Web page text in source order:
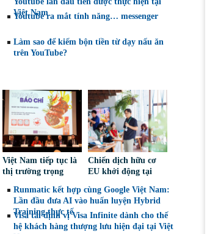
Việt Nam
Youtube ra mắt tính năng… messenger
Làm sao để kiếm bộn tiền từ dạy nấu ăn
trên YouTube?
Việt Nam tiếp tục là
thị trường trọng
sản, thực phẩm Ba
Lan
Chiến dịch hữu cơ
EU khởi động tại
người tiêu dùng lựa
chọn sáng suốt
Runmatic kết hợp cùng Google Việt Nam:
Lần đầu đưa AI vào huấn luyện Hybrid
Training thực tế
Visa tái định vị Visa Infinite dành cho thế
hệ khách hàng thượng lưu hiện đại tại Việt